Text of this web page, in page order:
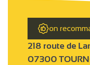
on
218 route de
07300